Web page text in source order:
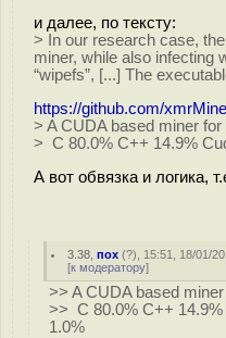
и далее, по тексту:
> In our research case,
miner, while also infecting
“wipefs”, [...] The
https://github.com/
> A CUDA based miner for
> C 80.0% C++ 14.9%
А вот обвязка и логика,
3.38 ,пох (?), 15:51, 18/01/
[к модератору]
>> A CUDA based
>> C 80.0% C++ 14.9%
1.0%